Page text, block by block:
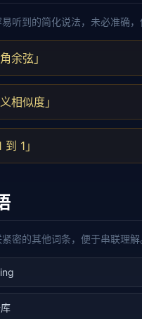
听到的简化说法，未必准确，
余弦」
相似度」
到 1」
密的其他词条，便于串联理解